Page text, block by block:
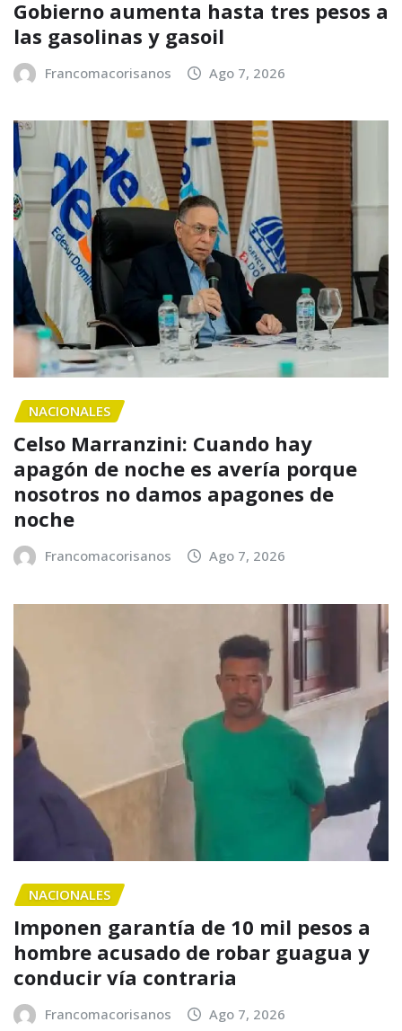
Gobierno aumenta hasta tres pesos a
las gasolinas y gasoil
Francomacorisanos Ago 7, 2026
NACIONALES
Celso Marranzini: Cuando hay
apagón de noche es avería porque
nosotros no damos apagones de
noche
Francomacorisanos Ago 7, 2026
NACIONALES
Imponen garantía de 10 mil pesos a
hombre acusado de robar guagua y
conducir vía contraria
Francomacorisanos Ago 7, 2026